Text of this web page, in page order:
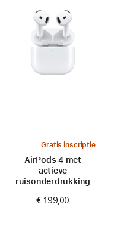
Gratis inscriptie
AirPods 4 met
actieve
ruisonderdrukking
€ 199,00